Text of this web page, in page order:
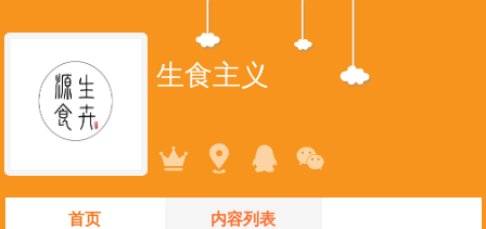
生食主义
首页 内容列表